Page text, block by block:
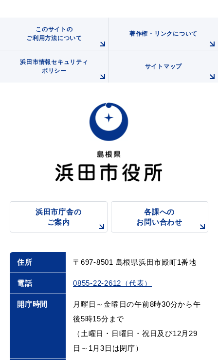
移住・出会い応援（はまだ暮らし）
ご案内
お問い合わせ
このサイトの
ご利用方法について
著作権・リンクについて
浜田市情報セキュリティ
ポリシー
サイトマップ
浜田市庁舎の
ご案内
各課への
お問い合わせ
住所 〒697-8501 島根県浜田市殿町1番地
電話 0855-22-2612（代表）
開庁時間
月曜日～金曜日の午前8時30分から午
後5時15分まで
（土曜日・日曜日・祝日及び12月29
日～1月3日は閉庁）